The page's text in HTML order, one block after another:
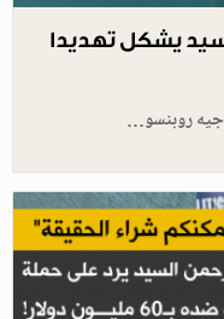
يشكل تهديدا
جيه روبنسو…